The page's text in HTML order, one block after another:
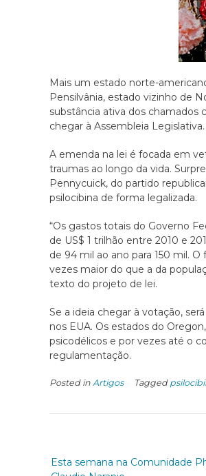
Mais um estado norte-
Pensilvânia, estado vizinho de
substância ativa dos
chegar à Assembleia Legislativa.
A emenda na lei é focada em
traumas ao longo da vida.
Pennycuick, do partido
psilocibina de forma legalizada.
“Os gastos totais do Governo
de US$ 1 trilhão entre 2010 e
de 94 mil ao ano para 150 mil.
vezes maior do que a da
texto do projeto de lei.
Se a ideia chegar à votação,
nos EUA. Os estados do
psicodélicos e por vezes até o
regulamentação.
Posted in Artigos Tagged
Esta semana na Comunidade